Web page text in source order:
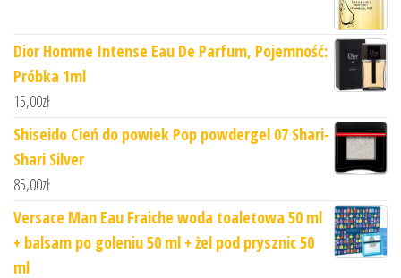
Dior Homme Intense Eau De Parfum, Pojemność:
Próbka 1ml
15,00zł
Shiseido Cień do powiek Pop powdergel 07 Shari-
Shari Silver
85,00zł
Versace Man Eau Fraiche woda toaletowa 50 ml
+ balsam po goleniu 50 ml + żel pod prysznic 50
ml